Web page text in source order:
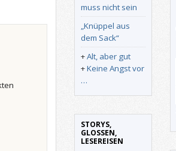
muss nicht sein
„Knüppel aus
dem Sack“
+Alt, aber gut
+Keine Angst vor
…
STORYS,
GLOSSEN,
LESEREISEN